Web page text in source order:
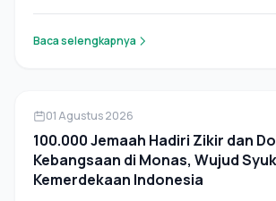
Baca selengkapnya
Pers Rilis
01 Agustus 2026
100.000 Jemaah Hadiri Zikir dan
Kebangsaan di Monas, Wujud
Kemerdekaan Indonesia